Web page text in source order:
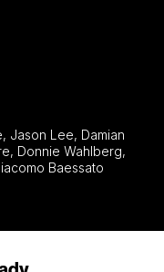
Holekamp, Reece Thompson, Giacomo Baessato